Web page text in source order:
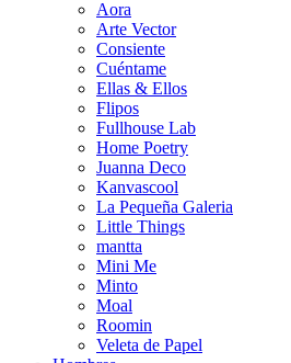
Aora
Arte Vector
Consiente
Cuéntame
Ellas & Ellos
Flipos
Fullhouse Lab
Home Poetry
Juanna Deco
Kanvascool
La Pequeña Galeria
Little Things
mantta
Mini Me
Minto
Moal
Roomin
Veleta de Papel